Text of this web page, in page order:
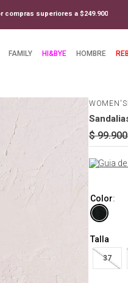
superiores a $249.900
FAMILY HI&BYE HOMBRE
$ 99.900
Guia
Color:
Talla
37